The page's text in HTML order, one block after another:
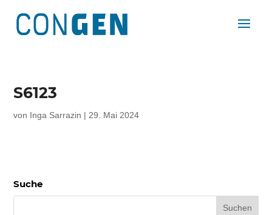
S6123
von Inga Sarrazin | 29. Mai 2024
Suche